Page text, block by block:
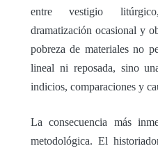
entre vestigio
dramatización ocasional y
pobreza de materiales no
lineal ni reposada, sino
indicios, comparaciones y
La consecuencia más
metodológica. El